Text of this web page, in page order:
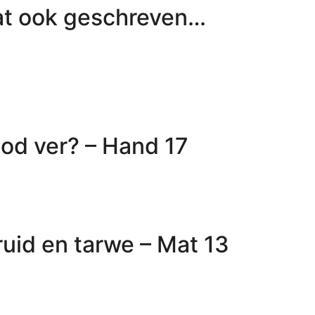
ook geschreven…
ver? – Hand 17
en tarwe – Mat 13